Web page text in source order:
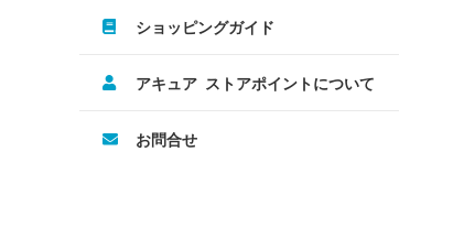
ショッピングガイド
アキュア ストアポイントについて
お問合せ